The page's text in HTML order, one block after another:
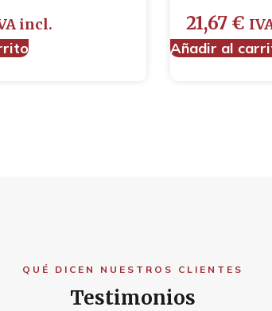
incl. 21,67 €
Añadir al
QUÉ DICEN NUESTROS CLIENTES
Testimonios